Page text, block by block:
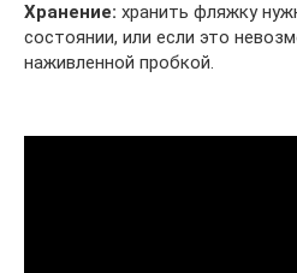
Хранение: хранить фляжку
состоянии, или если это
наживленной пробкой.